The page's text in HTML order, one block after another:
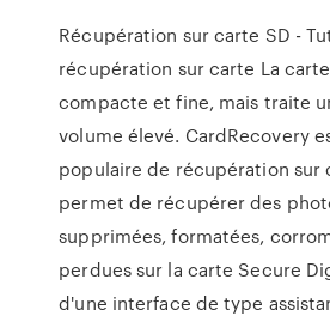
Récupération sur carte SD -
récupération sur carte La
compacte et fine, mais traite
volume élevé. CardRecovery
populaire de récupération sur
permet de récupérer des
supprimées, formatées,
perdues sur la carte Secure
d'une interface de type